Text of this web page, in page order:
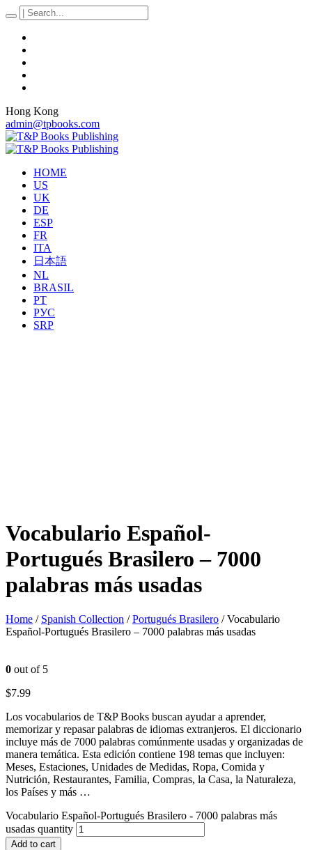
Hong Kong
admin@tpbooks.com
HOME
US
UK
DE
ESP
FR
ITA
日本語
NL
BRASIL
PT
РУС
SRP
Vocabulario Español-
Portugués Brasilero – 7000
palabras más usadas
Home / Spanish Collection /Portugués Brasilero / Vocabulario
Español-Portugués Brasilero – 7000 palabras más usadas
0 out of 5
$7.99
Los vocabularios de T&P Books buscan ayudar a aprender,
memorizar y repasar palabras de idiomas extranjeros. El diccionario
incluye más de 7000 palabras comúnmente usadas y organizadas de
manera temática. Esta edición contiene 198 temas que incluyen:
Meses, Estaciones, Unidades de Medidas, Ropa, Comida y
Nutrición, Restaurantes, Familia, Compras, la Casa, la Naturaleza,
los Países y más …
Vocabulario Español-Portugués Brasilero - 7000 palabras más
usadas quantity
Add to cart